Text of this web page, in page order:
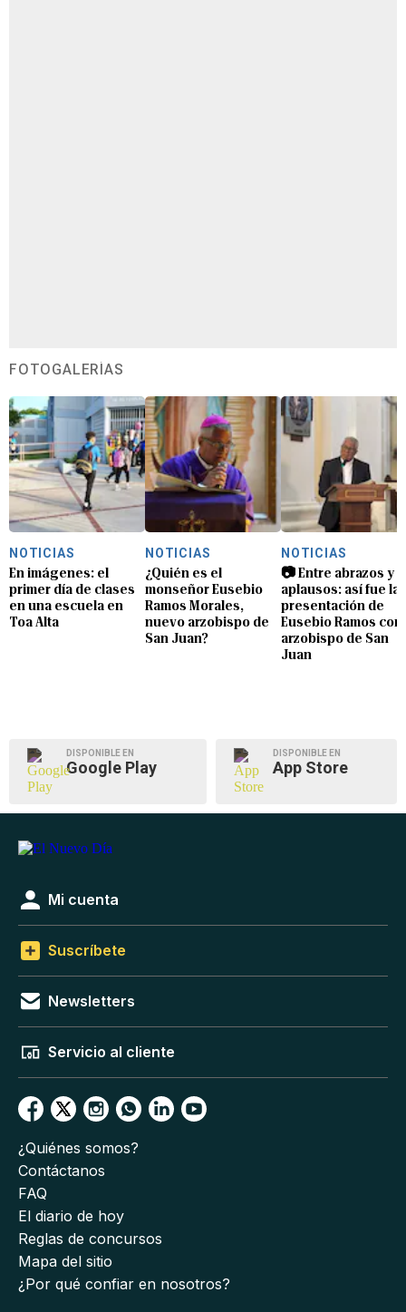
FOTOGALERÍAS
NOTICIAS
En imágenes: el
primer día de clases
en una escuela en
Toa Alta
NOTICIAS
¿Quién es el
monseñor Eusebio
Ramos Morales,
nuevo arzobispo de
San Juan?
NOTICIAS
📷 Entre abrazos y
aplausos: así fue la
presentación de
Eusebio Ramos
arzobispo de San
Juan
DISPONIBLE EN
Google Play
DISPONIBLE EN
App Store
Mi cuenta
Suscríbete
Newsletters
Servicio al cliente
¿Quiénes somos?
Contáctanos
FAQ
El diario de hoy
Reglas de concursos
Mapa del sitio
¿Por qué confiar en nosotros?